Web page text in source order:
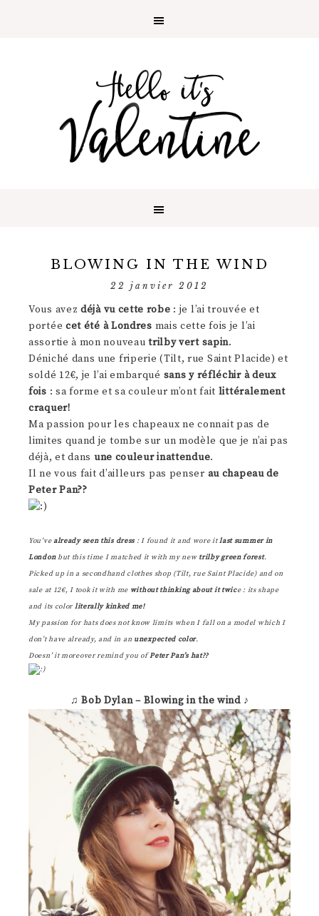
BLOWING IN THE WIND
22 janvier 2012
Vous avez déjà vu cette robe : je l’ai trouvée et
portée cet été à Londres mais cette fois je l’ai
assortie à mon nouveautrilby vert sapin.
Déniché dans une friperie (Tilt, rue Saint Placide) et
soldé 12€, je l’ai embarqué sans y réfléchir à deux
fois : sa forme et sa couleur m’ont fait littéralement
craquer!
Ma passion pour les chapeaux ne connait pas de
limites quand je tombe sur un modèle que je n’ai pas
déjà, et dans une couleur inattendue.
Il ne vous fait d’ailleurs pas penser au chapeau de
Peter Pan??
You’vealready seen this dress: I found it and wore itlast summer in
Londonbut this time I matched it with my new trilby green forest.
Picked up in a secondhand clothes shop (Tilt, rue Saint Placide) and on
sale at 12€, I took it with me without thinking about it twice : its shape
and its colorliterally kinked me!
My passion for hats does not know limits when I fall on a model which I
don’t have already, and in an unexpected color.
Doesn’ it moreover remind you ofPeter Pan’s hat??
♫ Bob Dylan – Blowing in the wind ♪